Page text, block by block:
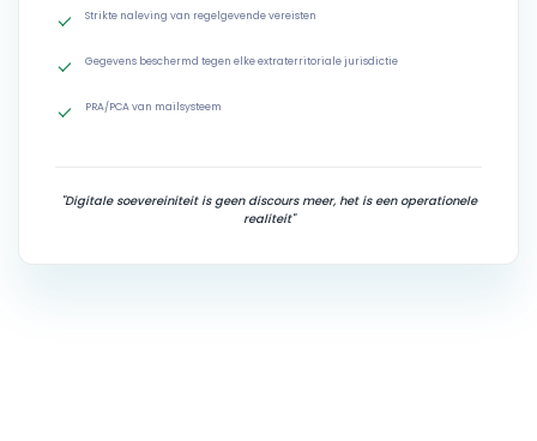
Strikte naleving van regelgevende vereisten
Gegevens beschermd tegen elke extraterritoriale jurisdictie
PRA/PCA van mailsysteem
"Digitale soevereiniteit is geen discours meer, het is een operationele
realiteit"